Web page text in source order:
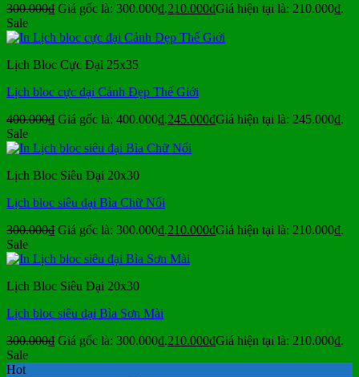
300.000₫ Giá gốc là: 300.000₫.210.000₫Giá hiện tại là: 210.000₫.
Sale
Lịch Bloc Cực Đại 25x35
Lịch bloc cực đại Cảnh Đẹp Thế Giới
400.000₫ Giá gốc là: 400.000₫.245.000₫Giá hiện tại là: 245.000₫.
Sale
Lịch Bloc Siêu Đại 20x30
Lịch bloc siêu đại Bìa Chữ Nổi
300.000₫ Giá gốc là: 300.000₫.210.000₫Giá hiện tại là: 210.000₫.
Sale
Lịch Bloc Siêu Đại 20x30
Lịch bloc siêu đại Bìa Sơn Mài
300.000₫ Giá gốc là: 300.000₫.210.000₫Giá hiện tại là: 210.000₫.
Sale
Hot